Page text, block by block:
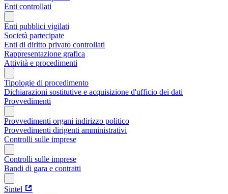
Enti controllati
Enti pubblici vigilati
Società partecipate
Enti di diritto privato controllati
Rappresentazione grafica
Attività e procedimenti
Tipologie di procedimento
Dichiarazioni sostitutive e acquisizione d'ufficio dei dati
Provvedimenti
Provvedimenti organi indirizzo politico
Provvedimenti dirigenti amministrativi
Controlli sulle imprese
Controlli sulle imprese
Bandi di gara e contratti
Sintel